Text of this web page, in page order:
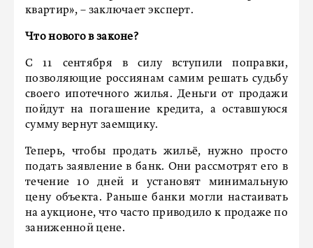
квартир», – заключает эксперт.
Что нового в законе?
С 11 сентября в силу вступили поправки,
позволяющие россиянам самим решать судьбу
своего ипотечного жилья. Деньги от продажи
пойдут на погашение кредита, а оставшуюся
сумму вернут заемщику.
Теперь, чтобы продать жильё, нужно просто
подать заявление в банк. Они рассмотрят его в
течение 10 дней и установят минимальную
цену объекта. Раньше банки могли настаивать
на аукционе, что часто приводило к продаже по
заниженной цене.